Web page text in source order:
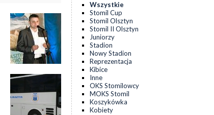
Wszystkie
Stomil Cup
Stomil Olsztyn
Stomil II Olsztyn
Juniorzy
Stadion
Nowy Stadion
Reprezentacja
Kibice
Inne
OKS Stomilowcy
MOKS Stomil
Koszykówka
Kobiety